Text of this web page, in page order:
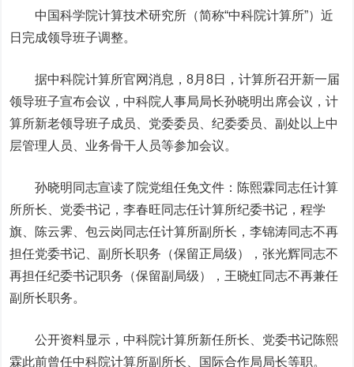
中国科学院计算技术研究所（简称“中科院计算所”）近
日完成领导班子调整。
据中科院计算所官网消息，8月8日，计算所召开新一届
领导班子宣布会议，中科院人事局局长孙晓明出席会议，计
算所新老领导班子成员、党委委员、纪委委员、副处以上中
层管理人员、业务骨干人员等参加会议。
孙晓明同志宣读了院党组任免文件：陈熙霖同志任计算
所所长、党委书记，李春旺同志任计算所纪委书记，程学
旗、陈云霁、包云岗同志任计算所副所长，李锦涛同志不再
担任党委书记、副所长职务（保留正局级），张光辉同志不
再担任纪委书记职务（保留副局级），王晓虹同志不再兼任
副所长职务。
公开资料显示，中科院计算所新任所长、党委书记陈熙
霖此前曾任中科院计算所副所长、国际合作局局长等职。